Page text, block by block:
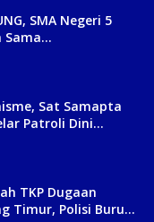
SMA Negeri 5
Sama...
Sat Samapta
Patroli Dini...
TKP Dugaan
Timur, Polisi Buru...